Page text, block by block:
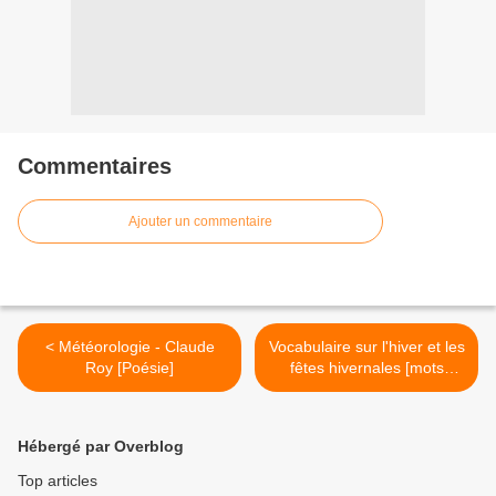
Commentaires
Ajouter un commentaire
< Météorologie - Claude
Roy [Poésie]
Vocabulaire sur l'hiver et les
fêtes hivernales [mots
cachés] [Activité] >
Hébergé par Overblog
Top articles